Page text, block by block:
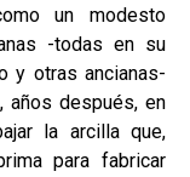
un modesto
-todas en su
y otras ancianas-
años después, en
la arcilla que,
para fabricar